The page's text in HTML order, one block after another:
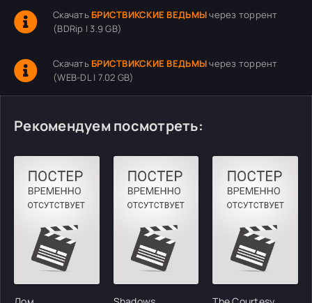
Скачать БРИСТВИКСКИЕ ВЕДЬМЫчерез торрент
(BDRip | 3.9 GB)
Скачать БРИСТВИКСКИЕ ВЕДЬМЫчерез торрент
(WEB-DL | 7.02 GB)
Рекомендуем посмотреть: